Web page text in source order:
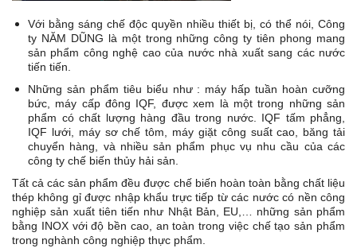
Với bằng sáng chế độc quyền nhiều thiết bị, có thể nói, Công
ty NĂM DŨNG là một trong những công ty tiên phong mang
sản phẩm công nghệ cao của nước nhà xuất sang các nước
tiến tiến.
Những sản phẩm tiêu biểu như : máy hấp tuần hoàn cưỡng
bức, máy cấp đông IQF, được xem là một trong những sản
phẩm có chất lượng hàng đầu trong nước. IQF tấm phẳng,
IQF lưới, máy sơ chế tôm, máy giặt công suất cao, băng tải
chuyển hàng, và nhiều sản phẩm phục vụ nhu cầu của các
công ty chế biến thủy hải sản.
Tất cả các sản phẩm đều được chế biến hoàn toàn bằng chất liệu
thép không gỉ được nhập khẩu trực tiếp từ các nước có nền công
nghiệp sản xuất tiên tiến như Nhật Bản, EU,… những sản phẩm
bằng INOX với độ bền cao, an toàn trong việc chế tạo sản phẩm
trong nghành công nghiệp thực phẩm.